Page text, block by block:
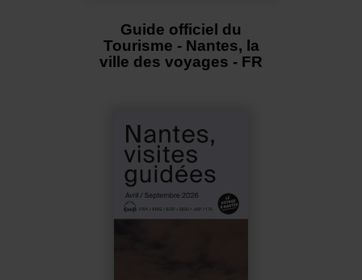
Guide officiel du
Tourisme - Nantes, la
ville des voyages - FR